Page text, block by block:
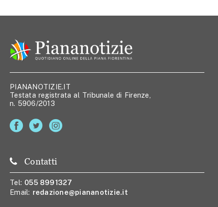
PIANANOTIZIE.IT
Testata registrata al Tribunale di Firenze,
n. 5906/2013
Contatti
Tel: 055 8991327
Email: redazione@piananotizie.it